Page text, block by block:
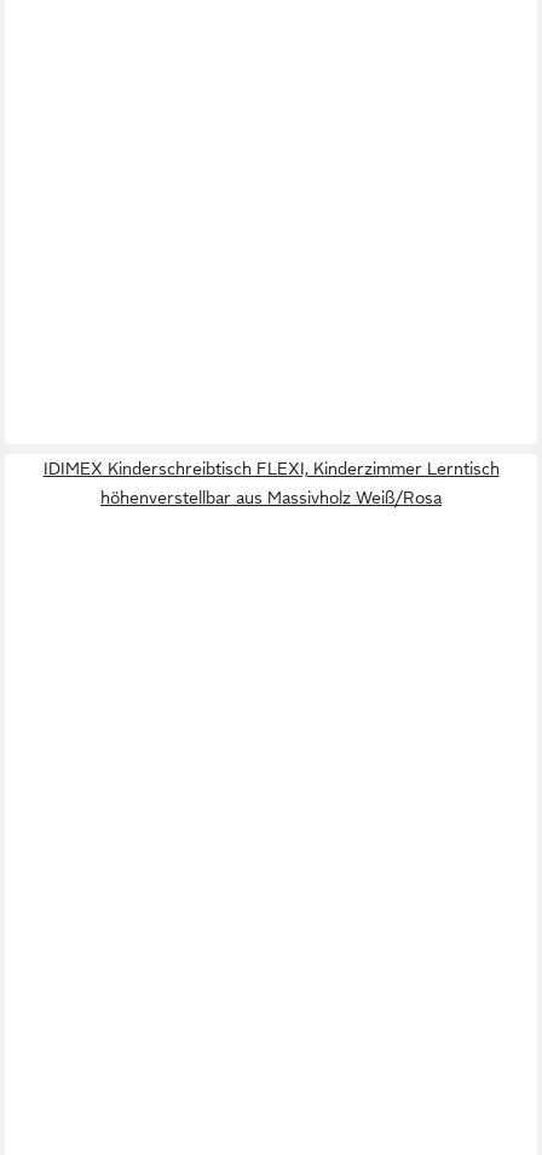
IDIMEX Kinderschreibtisch FLEXI, Kinderzimmer Lerntisch
höhenverstellbar aus Massivholz Weiß/Rosa